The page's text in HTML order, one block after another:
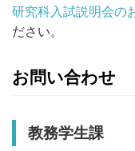
研究科入試説明会の
ださい。
お問い合わせ
教務学生課